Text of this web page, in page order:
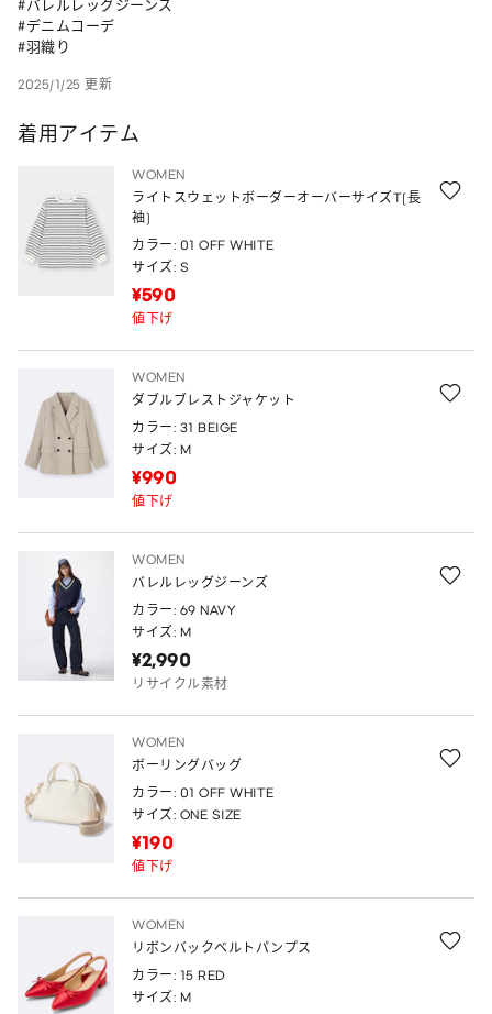
#バレルレッグジーンズ
#デニムコーデ
#羽織り
2025/1/25 更新
着用アイテム
WOMEN
ライトスウェットボーダーオーバーサイズT(長
袖)
カラー: 01 OFF WHITE
サイズ: S
¥590
値下げ
WOMEN
ダブルブレストジャケット
カラー: 31 BEIGE
サイズ: M
¥990
値下げ
WOMEN
バレルレッグジーンズ
カラー: 69 NAVY
サイズ: M
¥2,990
リサイクル素材
WOMEN
ボーリングバッグ
カラー: 01 OFF WHITE
サイズ: ONE SIZE
¥190
値下げ
WOMEN
リボンバックベルトパンプス
カラー: 15 RED
サイズ: M